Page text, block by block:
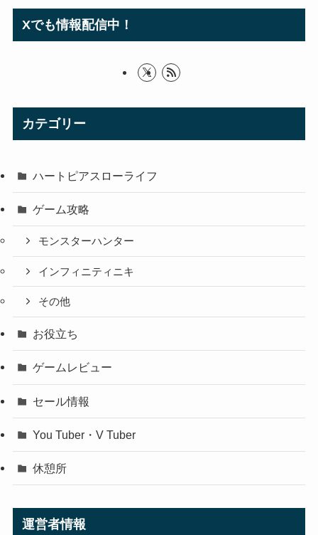
Xでも情報配信中！
カテゴリー
ハートピアスローライフ
ゲーム攻略
モンスターハンター
インフィニティニキ
その他
お役立ち
ゲームレビュー
セール情報
You Tuber・V Tuber
休憩所
運営者情報